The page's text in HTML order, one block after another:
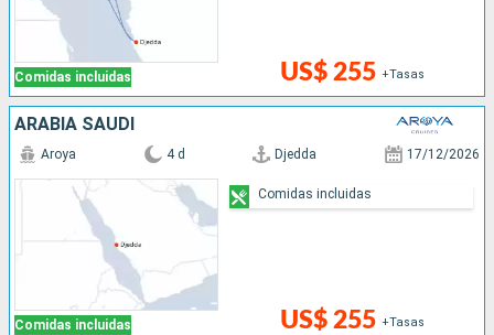
Comidas incluidas US$ 255 +Tasas
ARABIA SAUDÍ
Comidas incluidas
Aroya 4 d Djedda 17/12/2026
US$ 255 +Tasas
Comidas incluidas